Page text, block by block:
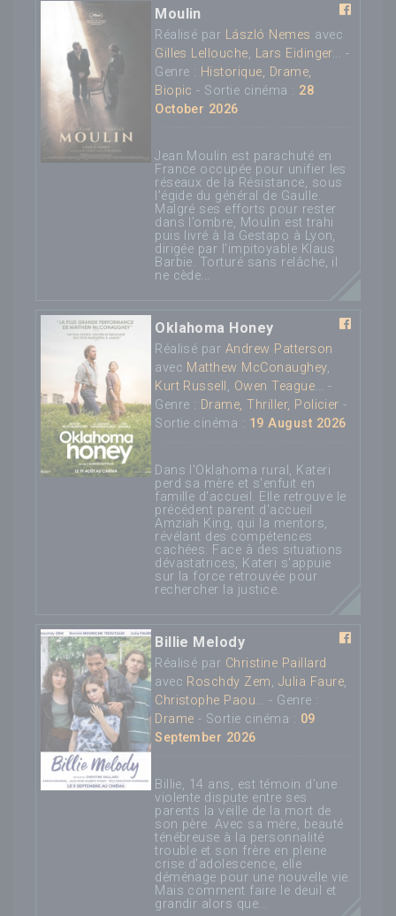
Moulin
Réalisé par László Nemes avec
Gilles Lellouche, Lars Eidinger... -
Genre : Historique, Drame,
Biopic - Sortie cinéma : 28
October 2026
Jean Moulin est parachuté en
France occupée pour unifier les
réseaux de la Résistance, sous
l’égide du général de Gaulle.
Malgré ses efforts pour rester
dans l’ombre, Moulin est trahi
puis livré à la Gestapo à Lyon,
dirigée par l’impitoyable Klaus
Barbie. Torturé sans relâche, il
ne cède...
Oklahoma Honey
Réalisé par Andrew Patterson
avec Matthew McConaughey,
Kurt Russell , Owen Teague... -
Genre : Drame, Thriller, Policier -
Sortie cinéma : 19 August 2026
Dans l'Oklahoma rural, Kateri
perd sa mère et s'enfuit en
famille d'accueil. Elle retrouve le
précédent parent d'accueil
Amziah King, qui la mentors,
révélant des compétences
cachées. Face à des situations
dévastatrices, Kateri s'appuie
sur la force retrouvée pour
rechercher la justice.
Billie Melody
Réalisé par Christine Paillard
avec Roschdy Zem, Julia Faure,
Christophe Paou... - Genre :
Drame - Sortie cinéma : 09
September 2026
Billie, 14 ans, est témoin d’une
violente dispute entre ses
parents la veille de la mort de
son père. Avec sa mère, beauté
ténébreuse à la personnalité
trouble et son frère en pleine
crise d’adolescence, elle
déménage pour une nouvelle vie.
Mais comment faire le deuil et
grandir alors que...